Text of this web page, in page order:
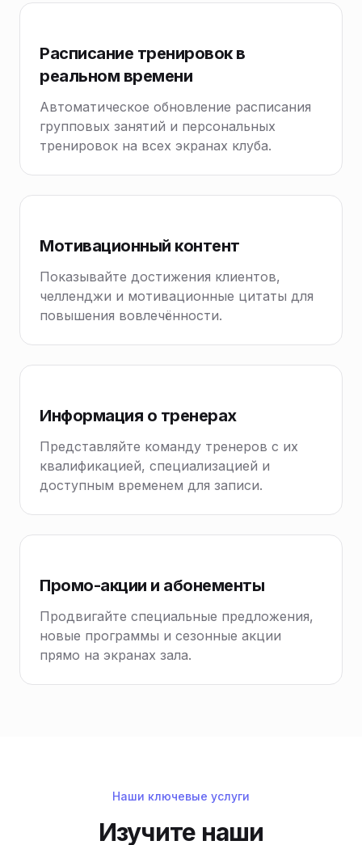
Расписание тренировок в
реальном времени
Автоматическое обновление расписания
групповых занятий и персональных
тренировок на всех экранах клуба.
Мотивационный контент
Показывайте достижения клиентов,
челленджи и мотивационные цитаты для
повышения вовлечённости.
Информация о тренерах
Представляйте команду тренеров с их
квалификацией, специализацией и
доступным временем для записи.
Промо-акции и абонементы
Продвигайте специальные предложения,
новые программы и сезонные акции
прямо на экранах зала.
Наши ключевые услуги
Изучите наши